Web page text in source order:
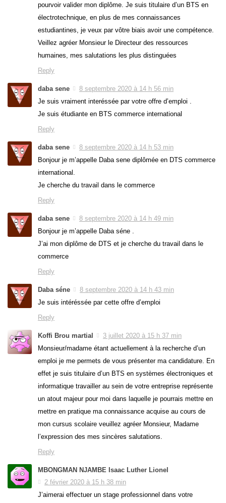
pourvoir valider mon diplôme. Je suis titulaire d’un BTS en
électrotechnique, en plus de mes connaissances
estudiantines, je veux par vôtre biais avoir une compétence.
Veillez agréer Monsieur le Directeur des ressources
humaines, mes salutations les plus distinguées
Reply
daba sene
8 septembre 2020 à 14 h 56 min
Je suis vraiment interéssée par votre offre d’emploi .
Je suis étudiante en BTS commerce international
Reply
daba sene
8 septembre 2020 à 14 h 53 min
Bonjour je m’appelle Daba sene diplômée en DTS commerce
international.
Je cherche du travail dans le commerce
Reply
daba sene
8 septembre 2020 à 14 h 49 min
Bonjour je m’appelle Daba séne .
J’ai mon diplôme de DTS et je cherche du travail dans le
commerce
Reply
Daba séne
8 septembre 2020 à 14 h 43 min
Je suis intéréssée par cette offre d’emploi
Reply
Koffi Brou martial
3 juillet 2020 à 15 h 37 min
Monsieur/madame étant actuellement à la recherche d’un
emploi je me permets de vous présenter ma candidature. En
effet je suis titulaire d’un BTS en systèmes électroniques et
informatique travailler au sein de votre entreprise représente
un atout majeur pour moi dans laquelle je pourrais mettre en
mettre en pratique ma connaissance acquise au cours de
mon cursus scolaire veuillez agréer Monsieur, Madame
l’expression des mes sincères salutations.
Reply
MBONGMAN NJAMBE Isaac Luther Lionel
2 février 2020 à 15 h 38 min
J’aimerai effectuer un stage professionnel dans votre